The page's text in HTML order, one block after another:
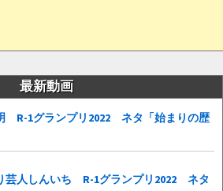
最新動画
R-1グランプリ2022 ネタ「始まりの歴
芸人しんいち R-1グランプリ2022 ネタ